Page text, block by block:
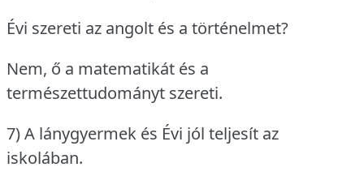
Évi szereti az angolt és a történelmet?
Nem, ő a matematikát és a
természettudományt szereti.
7) A lánygyermek és Évi jól teljesít az
iskolában.